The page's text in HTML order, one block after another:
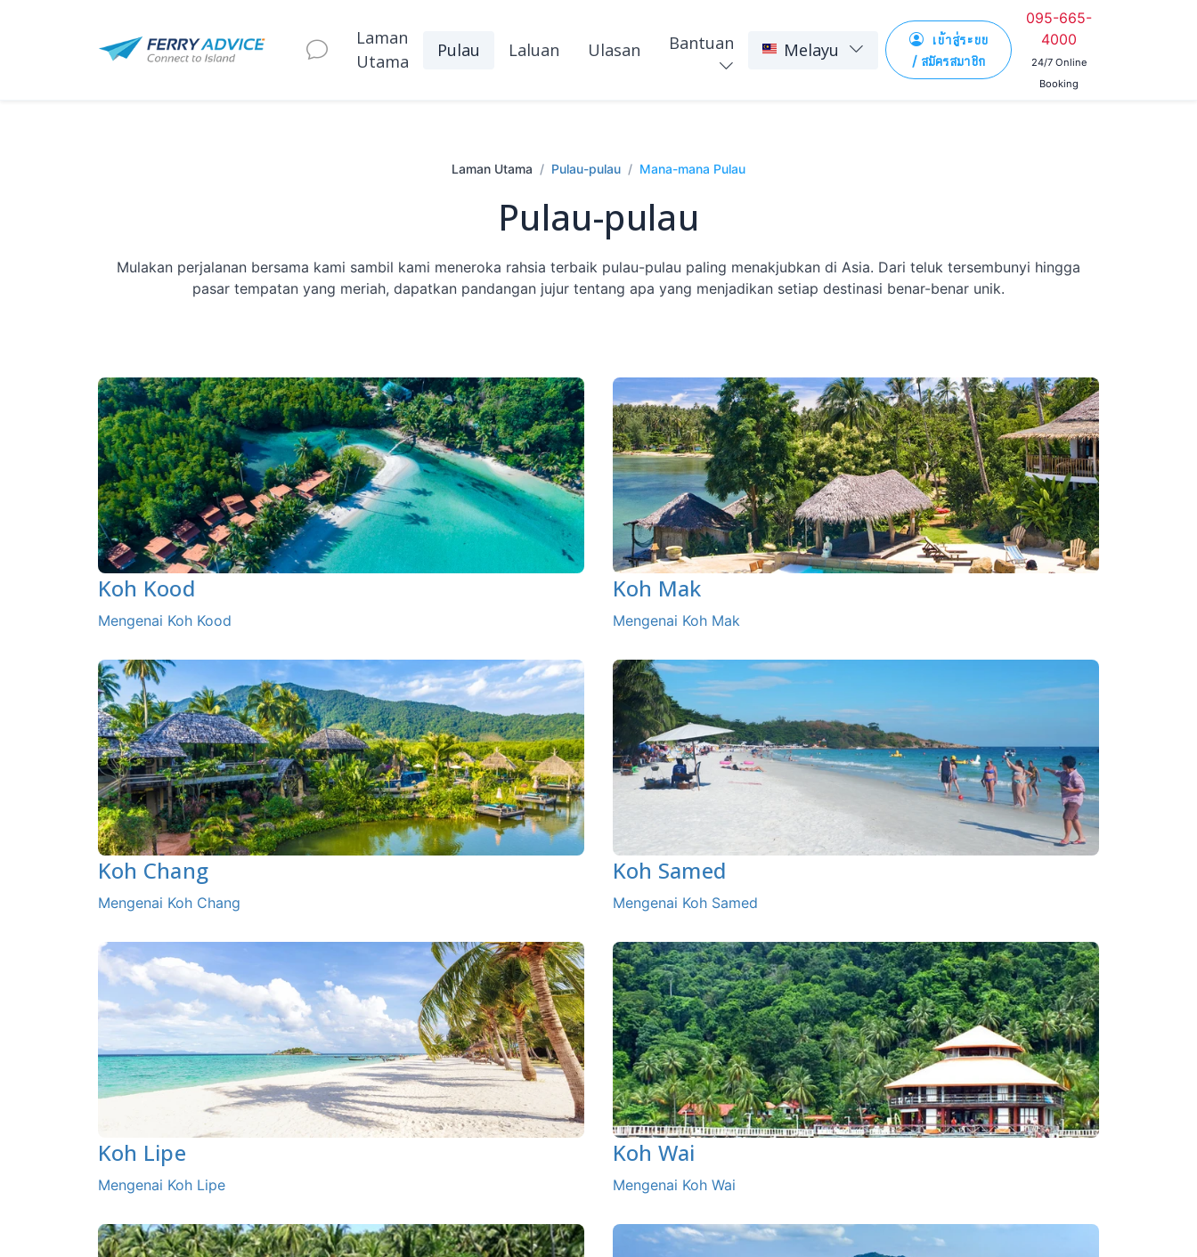
Laman
Utama
Pulau Laluan Ulasan Bantuan Melayu
เข้าสู่ระบบ
/ สมัครสมาชิก
095-665-
4000
24/7 Online
Booking
Laman Utama Pulau-pulau Mana-mana Pulau
Pulau-pulau
Mulakan perjalanan bersama kami sambil kami meneroka rahsia terbaik pulau-pulau paling menakjubkan di Asia. Dari teluk tersembunyi hingga
pasar tempatan yang meriah, dapatkan pandangan jujur tentang apa yang menjadikan setiap destinasi benar-benar unik.
Koh Kood
Mengenai Koh Kood
Koh Mak
Mengenai Koh Mak
Koh Chang
Mengenai Koh Chang
Koh Samed
Mengenai Koh Samed
Koh Lipe
Mengenai Koh Lipe
Koh Wai
Mengenai Koh Wai